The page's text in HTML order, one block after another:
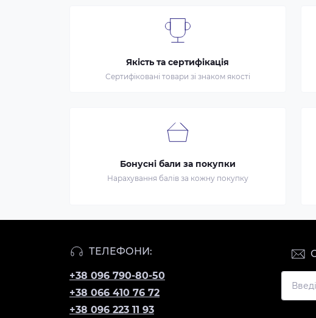
Якість та сертифікація
Сертифіковані товари зі знаком якості
Бонусні бали за покупки
Нарахування балів за кожну покупку
ТЕЛЕФОНИ:
+38 096 790-80-50
+38 066 410 76 72
+38 096 223 11 93